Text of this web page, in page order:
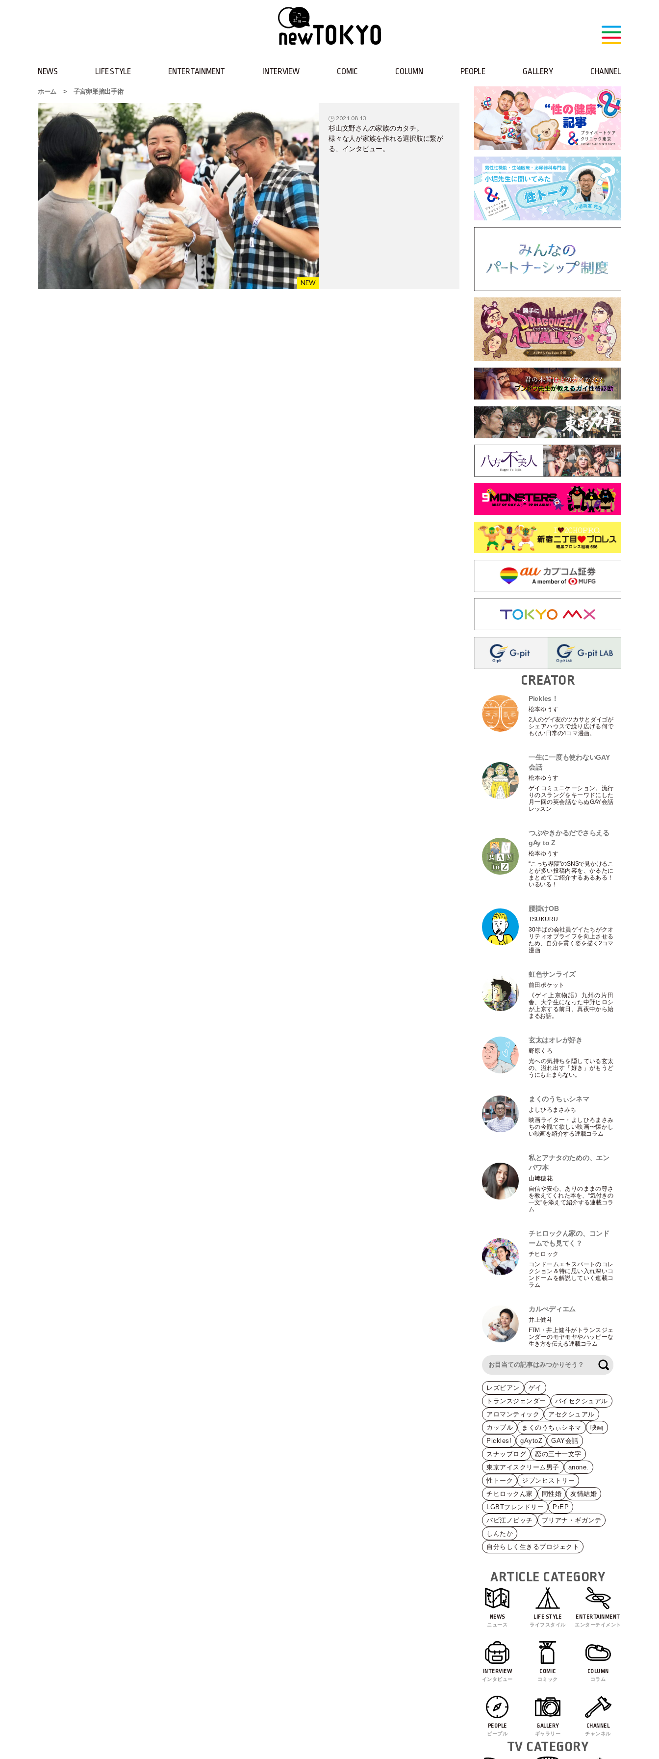
NEWS LIFE STYLE ENTERTAINMENT INTERVIEW COMIC COLUMN PEOPLE GALLERY CHANNEL
ホーム > 子宮卵巣摘出手術
2021.08.13
杉山文野さんの家族のカタチ。
様々な人が家族を作れる選択肢に繋が
る、インタビュー。
CREATOR
Pickles！
松本ゆうす
2人のゲイ友のツカサとダイゴが
シェアハウスで繰り広げる何で
もない日常の4コマ漫画。
一生に一度も使わないGAY
会話
松本ゆうす
ゲイコミュニケーション。流行
りのスラングをキーワドにした
月一回の英会話ならぬGAY会話
レッスン
つぶやきかるだでさらえる
gAy to Z
松本ゆうす
“こっち界隈”のSNSで見かけるこ
とが多い投稿内容を、かるたに
まとめてご紹介するあるある！
いるいる！
腰掛けOB
TSUKURU
30半ばの会社員ゲイたちがクオ
リティオブライフを向上させる
ため、自分を貫く姿を描く2コマ
漫画
虹色サンライズ
前田ポケット
《ゲイ上京物語》九州の片田
舎、大学生になった中野ヒロシ
が上京する前日、真夜中から始
まるお話。
玄太はオレが好き
野原くろ
光への気持ちを隠している玄太
の、溢れ出す 「好き 」がもうど
うにも止まらない。
まくのうちぃシネマ
よしひろまさみち
映画ライター ・ よしひろまさみ
ちの今観て欲しい映画〜懐かし
い映画を紹介する連載コラム
私とアナタのための、エン
パワ本
山﨑穂花
自信や安心、ありのままの尊さ
を教えてくれた本を、“気付きの
一文”を添えて紹介する連載コラ
ム
チヒロックん家の、コンド
ームでも見てく？
チヒロック
コンドームエキスパートのコレ
クション＆特に思い入れ深いコ
ンドームを解説していく連載コ
ラム
カルぺディエム
井上健斗
FTM ・井上健斗がトランスジェ
ンダーのモヤモヤやハッピーな
生き方を伝える連載コラム
レズビアン
ゲイ
トランスジェンダー
バイセクシュアル
アロマンティック
アセクシュアル
カップル
まくのうちぃシネマ
映画
Pickles!
gAytoZ
GAY会話
スナップログ
恋の三十一文字
東京アイスクリーム男子
anone.
性トーク
ジブンヒストリー
チヒロックん家
同性婚
友情結婚
LGBTフレンドリー
PrEP
バビ江ノビッチ
ブリアナ・ギガンテ
しんたか
自分らしく生きるプロジェクト
ARTICLE CATEGORY
NEWS
ニュース
LIFE STYLE
ライフスタイル
ENTERTAINMENT
エンターテイメント
INTERVIEW
インタビュー
COMIC
コミック
COLUMN
コラム
PEOPLE
ピープル
GALLERY
ギャラリー
CHANNEL
チャンネル
TV CATEGORY